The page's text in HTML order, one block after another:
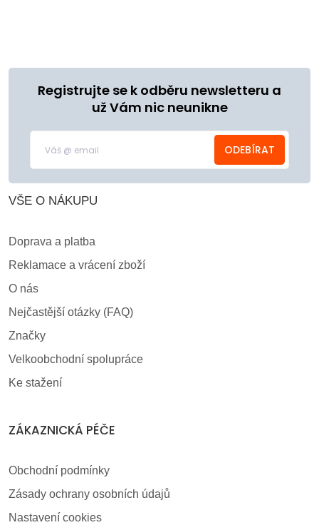
Registrujte se k odběru newsletteru a
už Vám nic neunikne
ODEBÍRAT
VŠE O NÁKUPU
Doprava a platba
Reklamace a vrácení zboží
O nás
Nejčastější otázky (FAQ)
Značky
Velkoobchodní spolupráce
Ke stažení
ZÁKAZNICKÁ PÉČE
Obchodní podmínky
Zásady ochrany osobních údajů
Nastavení cookies